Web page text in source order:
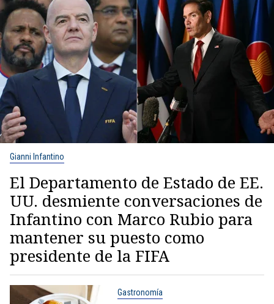
Gianni Infantino
El Departamento de Estado de EE.
UU. desmiente conversaciones de
Infantino con Marco Rubio para
mantener su puesto como
presidente de la FIFA
Gastronomía